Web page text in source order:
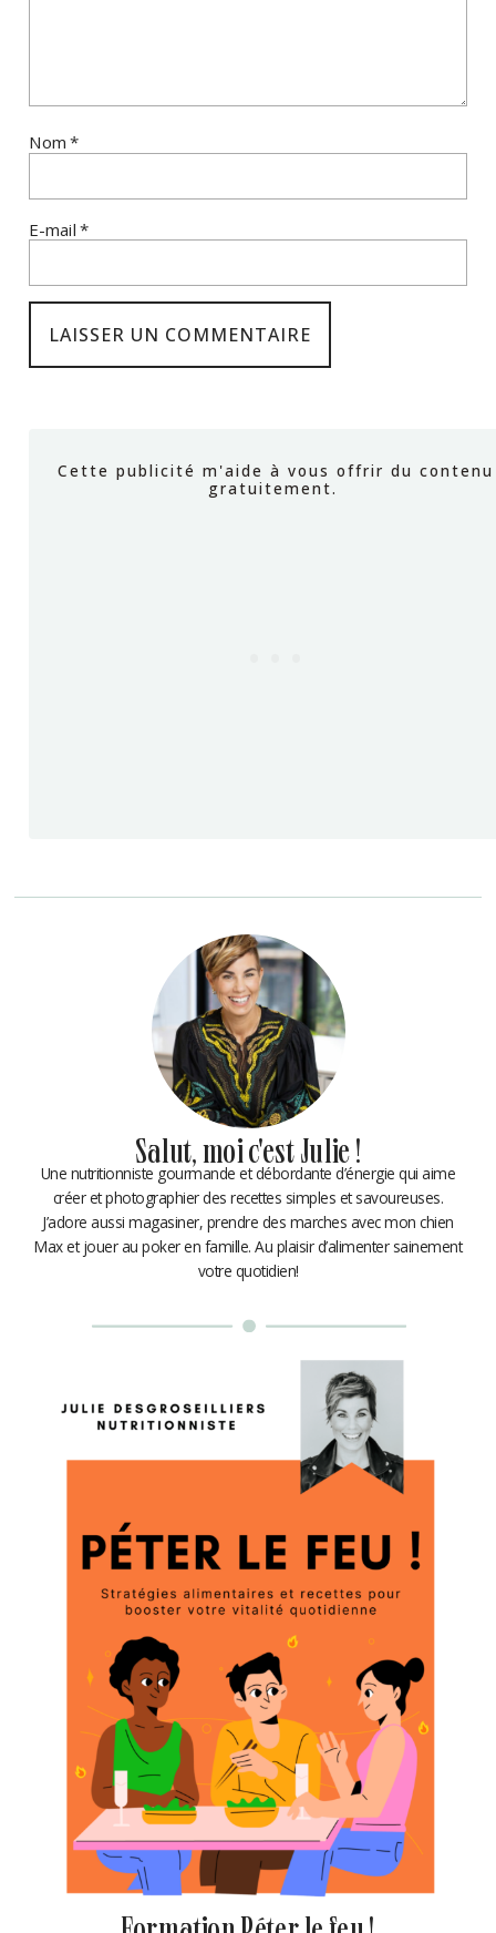
Nom*
E-mail *
Salut, moi c'est Julie !
Une nutritionniste gourmande et débordante d’énergie qui aime
créer et photographier des recettes simples et savoureuses.
J’adore aussi magasiner, prendre des marches avec mon chien
Max et jouer au poker en famille. Au plaisir d’alimenter sainement
votre quotidien!